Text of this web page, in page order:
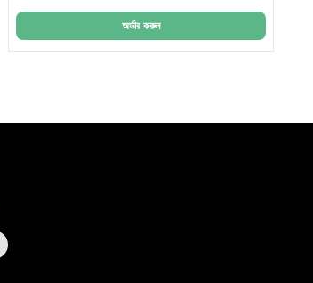
অর্ডার করুন